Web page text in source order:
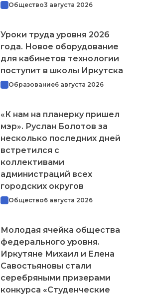
Общество3 августа 2026
Уроки труда уровня 2026
года. Новое оборудование
для кабинетов технологии
поступит в школы Иркутска
Образование6 августа 2026
«К нам на планерку пришел
мэр». Руслан Болотов за
несколько последних дней
встретился с
коллективами
администраций всех
городских округов
Общество6 августа 2026
Молодая ячейка общества
федерального уровня.
Иркутяне Михаил и Елена
Савостьяновы стали
серебряными призерами
конкурса «Студенческие